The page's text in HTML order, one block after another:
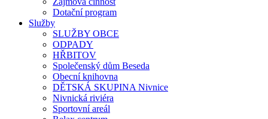
Dotační program
Služby
SLUŽBY OBCE
ODPADY
HŘBITOV
Společenský dům Beseda
Obecní knihovna
DĚTSKÁ SKUPINA Nivnice
Nivnická riviéra
Sportovní areál